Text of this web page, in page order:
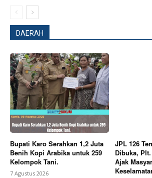
Contact us
Subscription Plans
Bagikan Artikel
Berita Lainnya Mahasiswa KKN UBP
Pengabdian di Desa Cilamaya dengan
Lingkungan dan Penguatan
DAERAH
Bupati Karo Serahkan 1,2 Juta
Benih Kopi Arabika untuk 259
Kelompok Tani.
7 Agustus 2026
JPL 126
Dibuka,
Ajak